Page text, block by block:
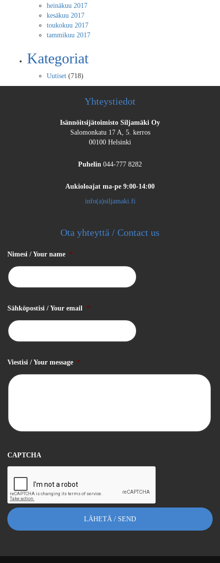
heinäkuu 2017
kesäkuu 2017
toukokuu 2017
tammikuu 2017
Kategoriat
Uutiset (718)
Yhteystiedot
Isännöitsijätoimisto Siljamäki Oy
Salomonkatu 17 A, 5. kerros
00100 Helsinki
Puhelin 044-777 8282
Aukioloajat ma-pe 9:00-14:00
info(a)siljamaki.fi
Ota yhteyttä / Contact us
Nimesi / Your name *
Sähköpostisi / Your email *
Viestisi / Your message *
CAPTCHA